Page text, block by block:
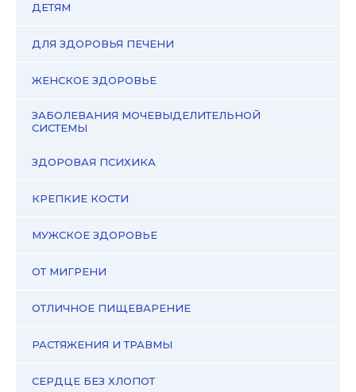
ДЕТЯМ
ДЛЯ ЗДОРОВЬЯ ПЕЧЕНИ
ЖЕНСКОЕ ЗДОРОВЬЕ
ЗАБОЛЕВАНИЯ МОЧЕВЫДЕЛИТЕЛЬНОЙ
СИСТЕМЫ
ЗДОРОВАЯ ПСИХИКА
КРЕПКИЕ КОСТИ
МУЖСКОЕ ЗДОРОВЬЕ
ОТ МИГРЕНИ
ОТЛИЧНОЕ ПИЩЕВАРЕНИЕ
РАСТЯЖЕНИЯ И ТРАВМЫ
СЕРДЦЕ БЕЗ ХЛОПОТ